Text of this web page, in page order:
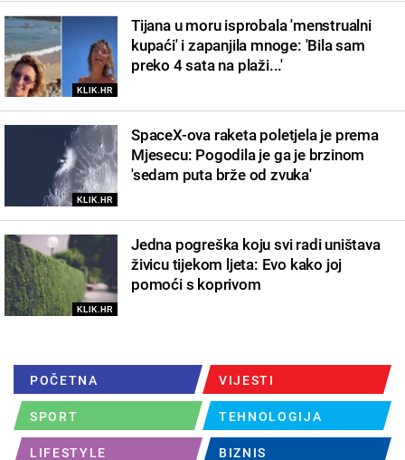
KLIK.HR
Tijana u moru isprobala 'menstrualni
kupaći' i zapanjila mnoge: 'Bila sam
preko 4 sata na plaži...'
KLIK.HR
SpaceX-ova raketa poletjela je prema
Mjesecu: Pogodila je ga je brzinom
'sedam puta brže od zvuka'
KLIK.HR
Jedna pogreška koju svi radi uništava
živicu tijekom ljeta: Evo kako joj
pomoći s koprivom
POČETNA VIJESTI
SPORT TEHNOLOGIJA
LIFESTYLE BIZNIS